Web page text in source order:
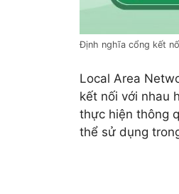
Định nghĩa cổng kết
Local Area
kết nối với nhau
thực hiện thông
thể sử dụng